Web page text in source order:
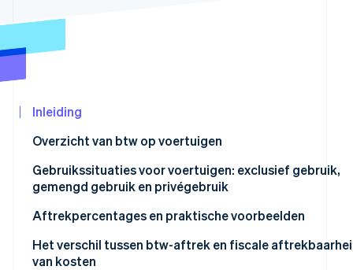
Online identiteitsverificatie
Nu bekijken
Inleiding
Overzicht van btw op voertuigen
Hoeveel btw kan worden afgetrokken op
Gebruikssituaties voor voertuigen: exclusief gebruik,
gemengd gebruik en privégebruik
Voertuig uitsluitend voor zakelijk gebruik
Is de btw op bestelwagens altijd aftrekbaar?
Aftrekpercentages en praktische voorbeelden
100% btw-aftrek
Het verschil tussen btw-aftrek en fiscale
van kosten